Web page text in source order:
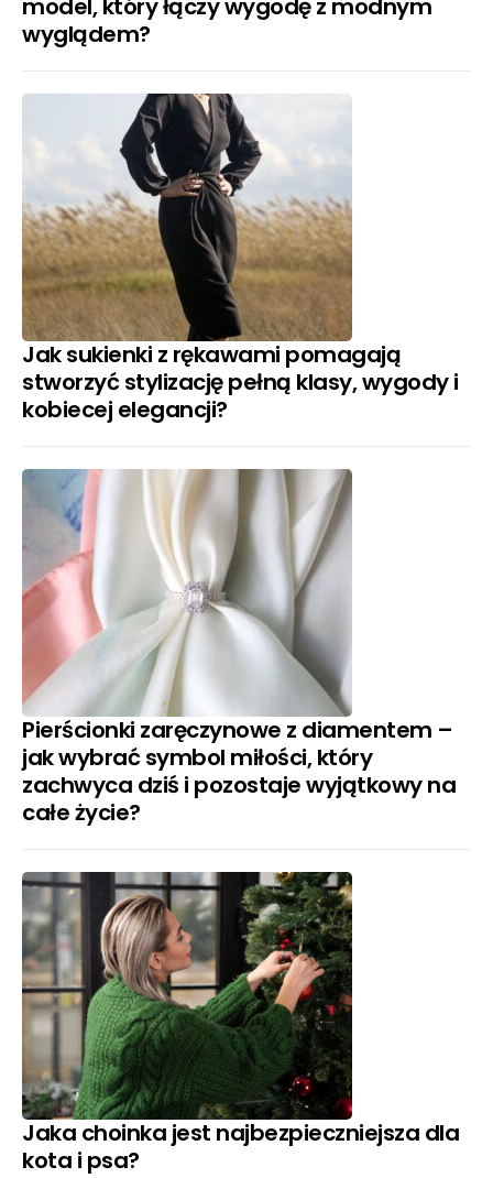
model, który łączy wygodę z modnym
wyglądem?
Jak sukienki z rękawami pomagają
stworzyć stylizację pełną klasy, wygody i
kobiecej elegancji?
Pierścionki zaręczynowe z diamentem –
jak wybrać symbol miłości, który
zachwyca dziś i pozostaje wyjątkowy na
całe życie?
Jaka choinka jest najbezpieczniejsza dla
kota i psa?